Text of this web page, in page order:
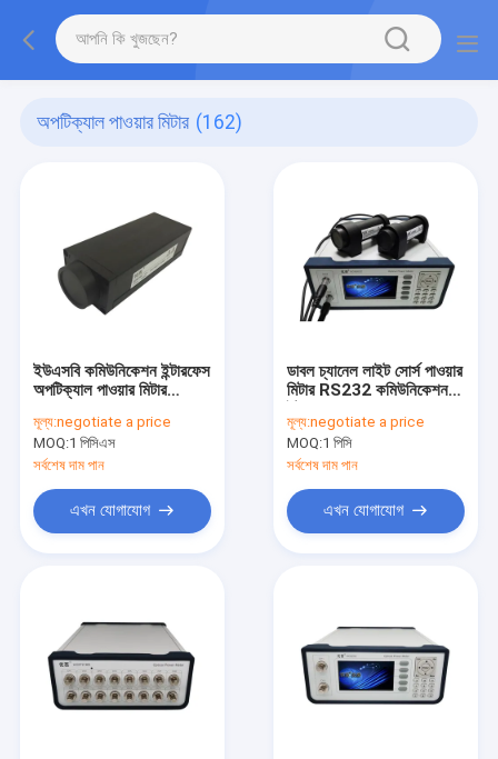
অপটিক্যাল পাওয়ার মিটার (162)
ইউএসবি কমিউনিকেশন ইন্টারফেস
অপটিক্যাল পাওয়ার মিটার
মূল্য:negotiate a price
MOQ:1 পিসিএস
সর্বশেষ দাম পান
এখন যোগাযোগ
ডাবল চ্যানেল লাইট সোর্স পাওয়ার
মিটার RS232 কমিউনিকেশন
মূল্য:negotiate a price
MOQ:1 পিসি
সর্বশেষ দাম পান
এখন যোগাযোগ